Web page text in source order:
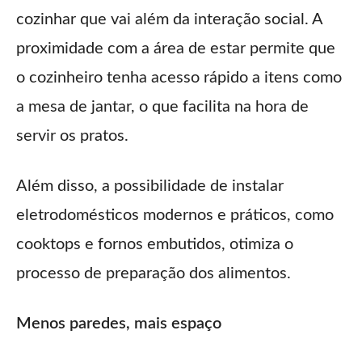
cozinhar que vai além da interação social. A
proximidade com a área de estar permite que
o cozinheiro tenha acesso rápido a itens como
a mesa de jantar, o que facilita na hora de
servir os pratos.
Além disso, a possibilidade de instalar
eletrodomésticos modernos e práticos, como
cooktops e fornos embutidos, otimiza o
processo de preparação dos alimentos.
Menos paredes, mais espaço